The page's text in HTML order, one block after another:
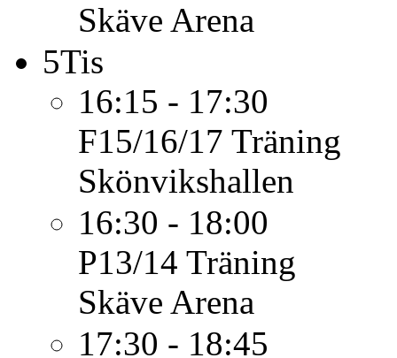
Skäve Arena
5Tis
16:15 - 17:30
F15/16/17 Träning
Skönvikshallen
16:30 - 18:00
P13/14 Träning
Skäve Arena
17:30 - 18:45